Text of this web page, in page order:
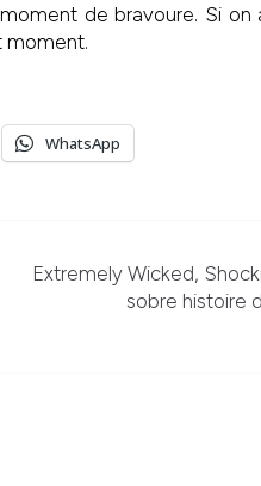
de bravoure. Si on
moment.
WhatsApp
Extremely Wicked,
sobre histoire